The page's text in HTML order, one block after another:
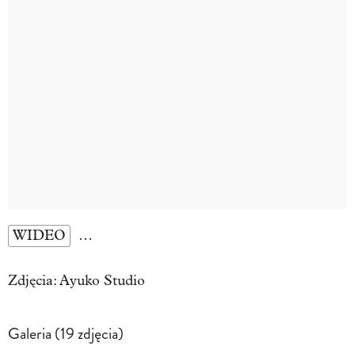
WIDEO …
Zdjęcia: Ayuko Studio
Galeria (19 zdjęcia)